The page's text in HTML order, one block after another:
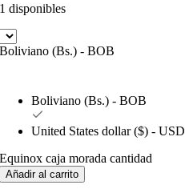
1 disponibles
Boliviano (Bs.) - BOB
Boliviano (Bs.) - BOB
United States dollar ($) - USD
Equinox caja morada cantidad
Añadir al carrito